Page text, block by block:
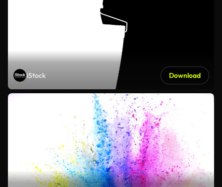
iStock Download